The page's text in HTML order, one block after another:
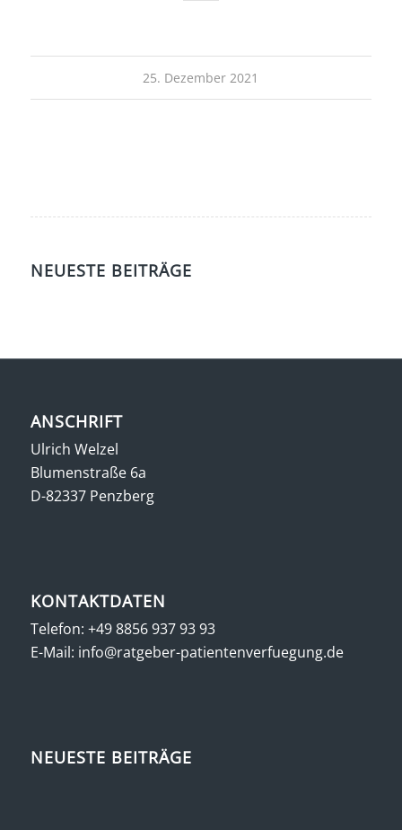
25. Dezember 2021
NEUESTE BEITRÄGE
ANSCHRIFT
Ulrich Welzel
Blumenstraße 6a
D-82337 Penzberg
KONTAKTDATEN
Telefon: +49 8856 937 93 93
E-Mail: info@ratgeber-patientenverfuegung.de
NEUESTE BEITRÄGE